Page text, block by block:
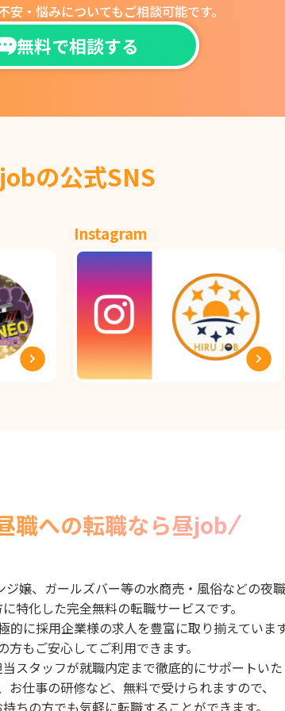
安・悩みについてもご相談可能です。
無料で相談する
の公式SNS
Instagram
職への転職なら昼job
嬢、ガールズバー等の水商売・風俗などの夜
特化した完全無料の転職サービスです。
的に採用企業様の求人を豊富に取り揃えていま
方もご安心してご利用できます。
スタッフが就職内定まで徹底的にサポートい
仕事の研修など、無料で受けられますので、
ちの方でも気軽に転職することができます。